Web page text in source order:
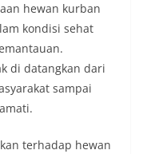
hewan kurban
kondisi sehat
di datangkan dari
sampai
terhadap hewan